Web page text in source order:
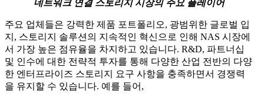
네트워크 연결 스토리지 시장의 주요 플레이어
주요 업체들은 강력한 제품 포트폴리오, 광범위한 글로벌 입
지, 스토리지 솔루션의 지속적인 혁신으로 인해 NAS 시장에
서 가장 높은 점유율을 차지하고 있습니다. R&D, 파트너십
및 인수에 대한 전략적 투자를 통해 다양한 산업 전반의 다양
한 엔터프라이즈 스토리지 요구 사항을 충족하면서 경쟁력
을 유지할 수 있습니다. 예를 들어,